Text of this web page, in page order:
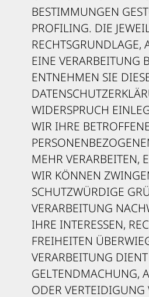
BESTIMMUNGEN
PROFILING. DIE
RECHTSGRUNDLAGE,
EINE VERARBEITUNG
ENTNEHMEN SIE
WIDERSPRUCH
WIR IHRE
MEHR VERARBEITEN,
WIR KÖNNEN
SCHUTZWÜRDIGE
VERARBEITUNG
IHRE INTERESSEN,
FREIHEITEN
VERARBEITUNG
GELTENDMACHUNG,
ODER VERTEIDIGUNG